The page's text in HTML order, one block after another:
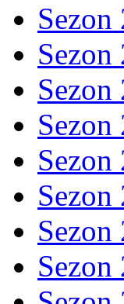
Sezon
Sezon
Sezon